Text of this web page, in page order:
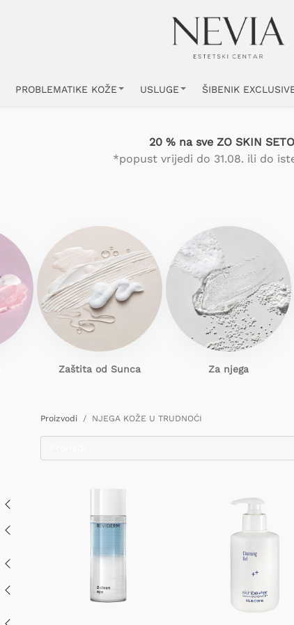
PROBLEMATIKE KOŽE USLUGE ŠIBENIK
20 % na sve ZO SKIN
*popust vrijedi do 31.08. ili do
Zaštita od Sunca Za njega
Proizvodi NJEGA KOŽE U TRUDNOĆI